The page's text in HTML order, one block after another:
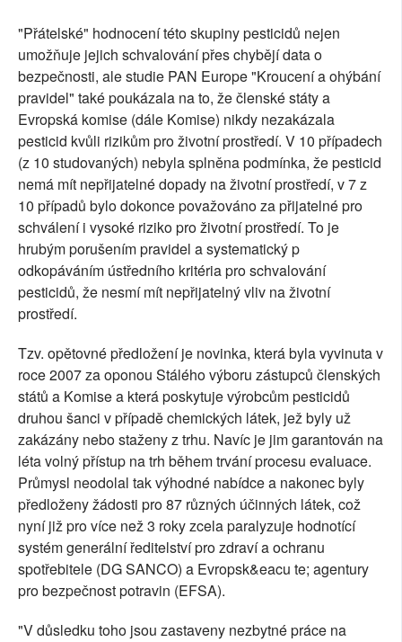
"Přátelské" hodnocení této skupiny pesticidů nejen
umožňuje jejich schvalování přes chybějí data o
bezpečnosti, ale studie PAN Europe "Kroucení a ohýbání
pravidel" také poukázala na to, že členské státy a
Evropská komise (dále Komise) nikdy nezakázala
pesticid kvůli rizikům pro životní prostředí. V 10 případech
(z 10 studovaných) nebyla splněna podmínka, že pesticid
nemá mít nepřijatelné dopady na životní prostředí, v 7 z
10 případů bylo dokonce považováno za přijatelné pro
schválení i vysoké riziko pro životní prostředí. To je
hrubým porušením pravidel a systematický p
odkopáváním ústředního kritéria pro schvalování
pesticidů, že nesmí mít nepřijatelný vliv na životní
prostředí.
Tzv. opětovné předložení je novinka, která byla vyvinuta v
roce 2007 za oponou Stálého výboru zástupců členských
států a Komise a která poskytuje výrobcům pesticidů
druhou šanci v případě chemických látek, jež byly už
zakázány nebo staženy z trhu. Navíc je jim garantován na
léta volný přístup na trh během trvání procesu evaluace.
Průmysl neodolal tak výhodné nabídce a nakonec byly
předloženy žádosti pro 87 různých účinných látek, což
nyní již pro více než 3 roky zcela paralyzuje hodnotící
systém generální ředitelství pro zdraví a ochranu
spotřebitele (DG SANCO) a Evropsk&eacu te; agentury
pro bezpečnost potravin (EFSA).
"V důsledku toho jsou zastaveny nezbytné práce na